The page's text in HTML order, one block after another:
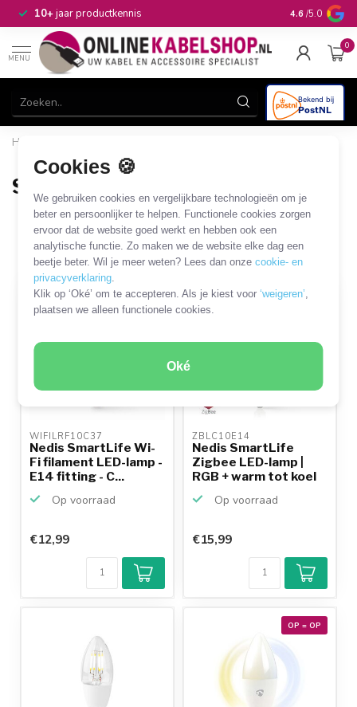
Cookies 🍪
We gebruiken cookies en vergelijkbare technologieën om je
beter en persoonlijker te helpen. Functionele cookies zorgen
ervoor dat de website goed werkt en hebben ook een
analytische functie. Zo maken we de website elke dag een
beetje beter. Wil je meer weten? Lees dan onzecookie- en
privacyverklaring.
Klik op ‘Oké’ om te accepteren. Als je kiest voor‘weigeren’,
plaatsen we alleen functionele cookies.
Oké
10+jaar productkennis 4.6 /5.0
MENU
0
Home
Slimme LED-lamp
Slimme LED-lamp
5 PRODUCTEN
Filters SORTEER OP
WIFILRF10C37
Nedis SmartLife Wi-
Fi filament LED-lamp -
E14 fitting - C...
Op voorraad
€12,99
ZBLC10E14
Nedis SmartLife
Zigbee LED-lamp |
RGB + warm tot koel
Op voorraad
€15,99
OP = OP